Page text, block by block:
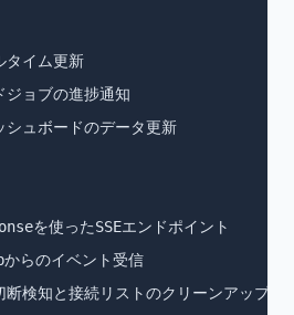
タイム更新
ョブの進捗通知
ュボードのデータ更新
を使ったSSEエンドポイント
らのイベント受信
検知と接続リストのクリーンアップ